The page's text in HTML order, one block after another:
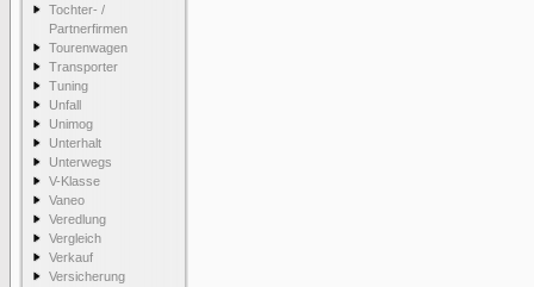
Tochter- /
Partnerfirmen
Tourenwagen
Transporter
Tuning
Unfall
Unimog
Unterhalt
Unterwegs
V-Klasse
Vaneo
Veredlung
Vergleich
Verkauf
Versicherung